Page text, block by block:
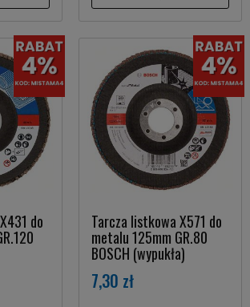
do Tarcza listkowa X571 do
metalu 125mm GR.80
BOSCH (wypukła)
7,30 zł